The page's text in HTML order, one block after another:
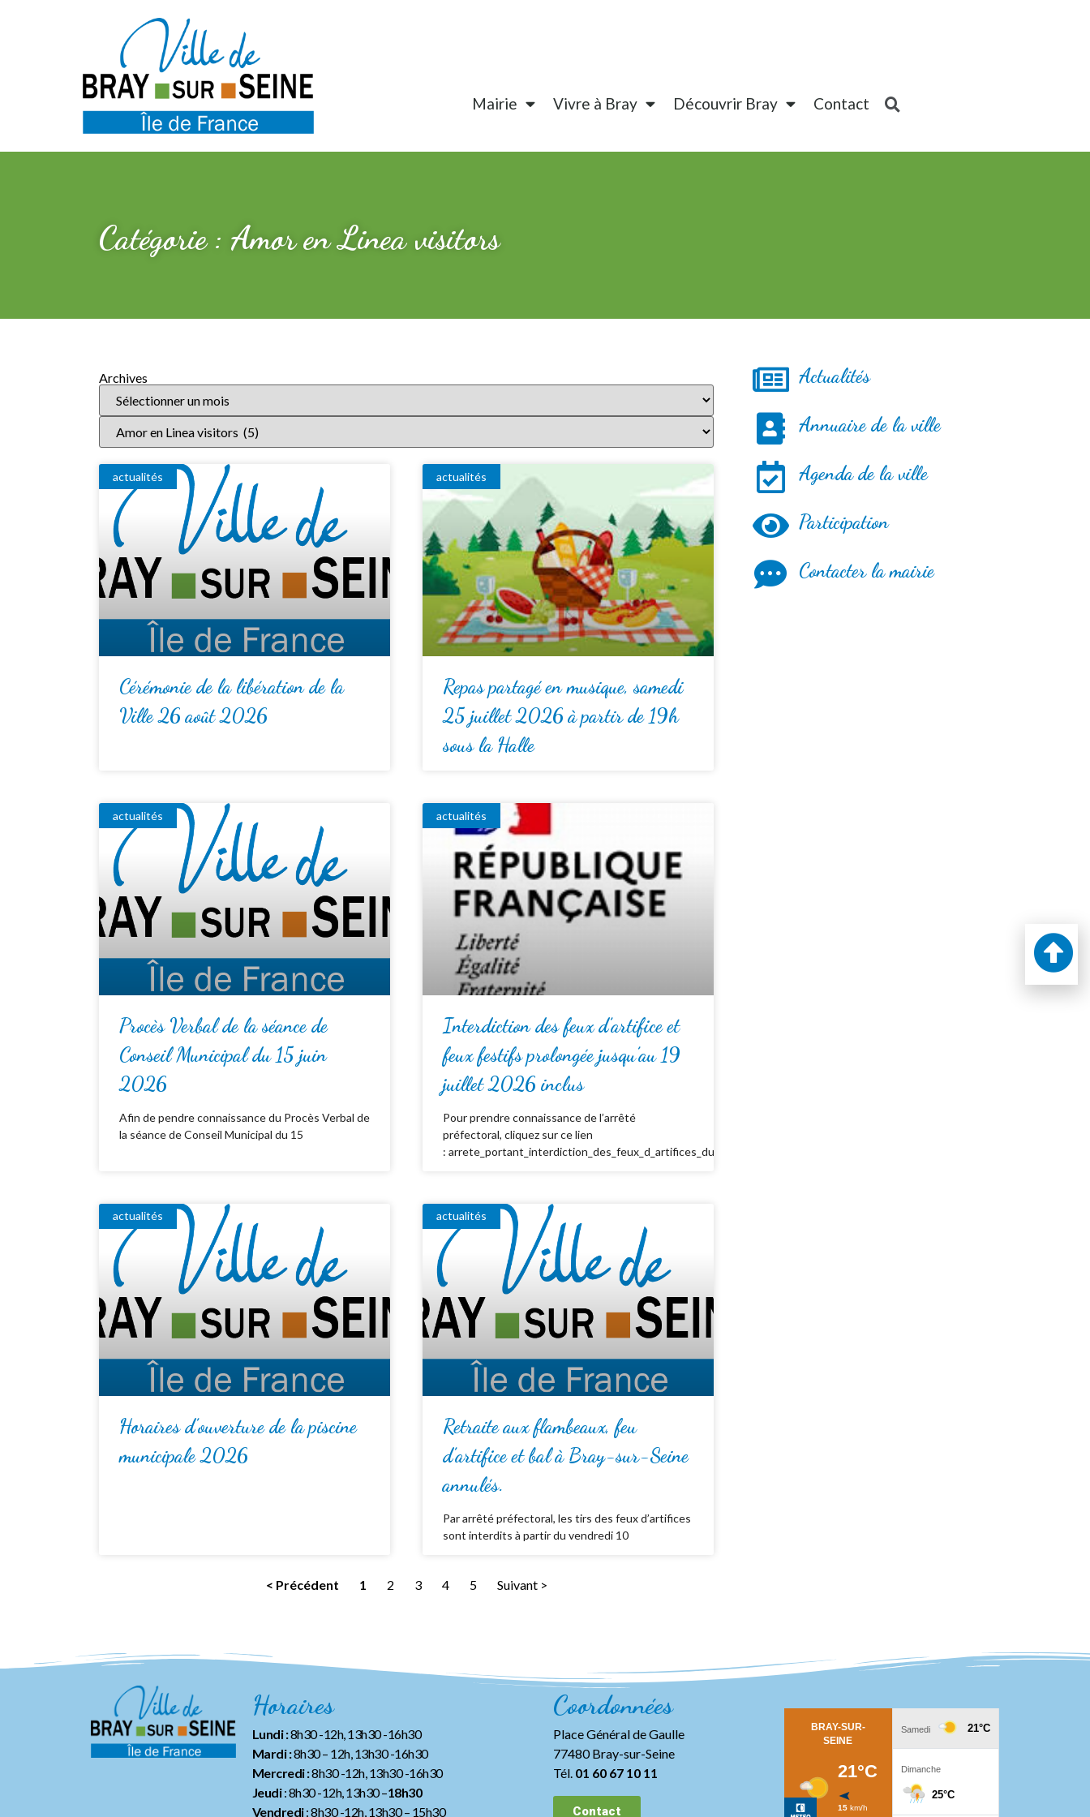
Mairie Vivre à Bray Découvrir Bray Contact
Catégorie : Amor en Linea visitors
Archives
actualités
Cérémonie de la libération de la
Ville 26 août 2026
actualités
Repas partagé en musique, samedi
25 juillet 2026 à partir de 19h
sous la Halle
actualités
Procès Verbal de la séance de
Conseil Municipal du 15 juin
2026
Afin de pendre connaissance du Procès Verbal de
la séance de Conseil Municipal du 15
actualités
Interdiction des feux d’artifice et
feux festifs prolongée jusqu’au 19
juillet 2026 inclus
Pour prendre connaissance de l’arrêté
préfectoral, cliquez sur ce lien
: arrete_portant_interdiction_des_feux_d_artifices_du_15_au_19_juillet_2026
actualités
Horaires d’ouverture de la piscine
municipale 2026
actualités
Retraite aux flambeaux, feu
d’artifice et bal à Bray-sur-Seine
annulés.
Par arrêté préfectoral, les tirs des feux d’artifices
sont interdits à partir du vendredi 10
< Précédent 1 2 3 4 5 Suivant >
Actualités
Annuaire de la ville
Agenda de la ville
Participation
Contacter la mairie
Horaires
Lundi :8h30 -12h, 13h30 -16h30
Mardi :8h30 – 12h, 13h30 -16h30
Mercredi :8h30 -12h, 13h30 -16h30
Jeudi: 8h30 -12h, 13h30 –18h30
Vendredi: 8h30 -12h, 13h30– 15h30
Coordonnées
Place Général de Gaulle
77480 Bray-sur-Seine
Tél. 01 60 67 10 11
Contact